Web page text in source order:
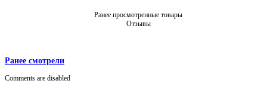
Ранее просмотренные товары
Отзывы
Ранее смотрели
Comments are disabled